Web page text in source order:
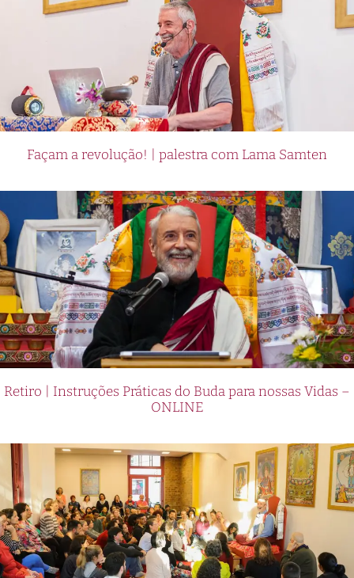
Façam a revolução! | palestra com Lama Samten
Retiro | Instruções Práticas do Buda para nossas Vidas –
ONLINE